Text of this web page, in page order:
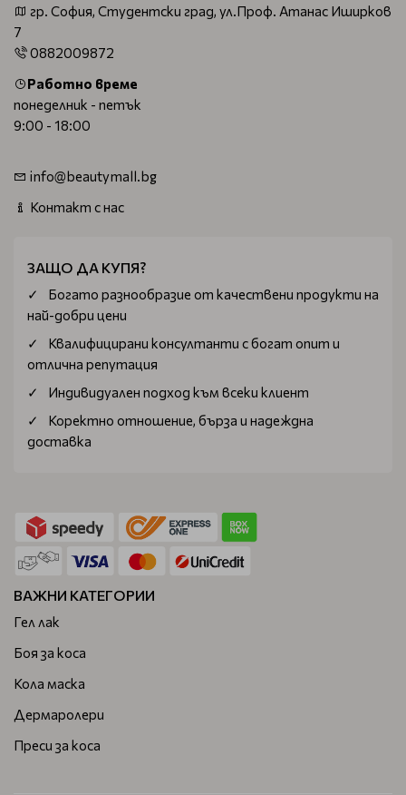
гр. София, Студентски град, ул.Проф. Атанас Иширков
7
0882009872
Работно време
понеделник - петък
9:00 - 18:00
info@beautymall.bg
Контакт с нас
ЗАЩО ДА КУПЯ?
Богатo разнообразие от качествени продукти на
най-добри цени
Квалифицирани консултанти с богат опит и
отлична репутация
Индивидуален подход към всеки клиент
Коректно отношение, бърза и надеждна
доставка
ВАЖНИ КАТЕГОРИИ
Гел лак
Боя за коса
Кола маска
Дермаролери
Преси за коса